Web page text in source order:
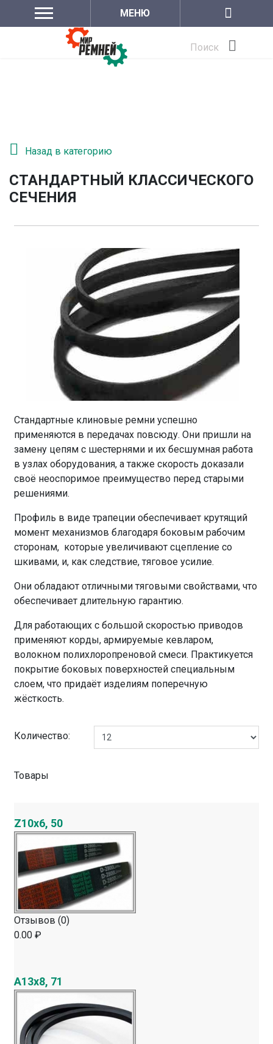
МЕНЮ
Поиск
Назад в категорию
СТАНДАРТНЫЙ КЛАССИЧЕСКОГО
СЕЧЕНИЯ
Стандартные клиновые ремни успешно
применяются в передачах повсюду. Они пришли на
замену цепям с шестернями и их бесшумная работа
в узлах оборудования, а также скорость доказали
своё неоспоримое преимущество перед старыми
решениями.
Профиль в виде трапеции обеспечивает крутящий
момент механизмов благодаря боковым рабочим
сторонам, которые увеличивают сцепление со
шкивами, и, как следствие, тяговое усилие.
Они обладают отличными тяговыми свойствами, что
обеспечивает длительную гарантию.
Для работающих с большой скоростью приводов
применяют корды, армируемые кевларом,
волокном полихлоропреновой смеси. Практикуется
покрытие боковых поверхностей специальным
слоем, что придаёт изделиям поперечную
жёсткость.
Количество:
Товары
Z10х6, 50
Отзывов (0)
0.00 ₽
A13х8, 71